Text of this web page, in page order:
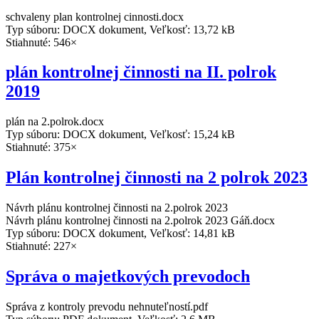
schvaleny plan kontrolnej cinnosti.docx
Typ súboru: DOCX dokument, Veľkosť: 13,72 kB
Stiahnuté: 546×
plán kontrolnej činnosti na II. polrok
2019
plán na 2.polrok.docx
Typ súboru: DOCX dokument, Veľkosť: 15,24 kB
Stiahnuté: 375×
Plán kontrolnej činnosti na 2 polrok 2023
Návrh plánu kontrolnej činnosti na 2.polrok 2023
Návrh plánu kontrolnej činnosti na 2.polrok 2023 Gáň.docx
Typ súboru: DOCX dokument, Veľkosť: 14,81 kB
Stiahnuté: 227×
Správa o majetkových prevodoch
Správa z kontroly prevodu nehnuteľností.pdf